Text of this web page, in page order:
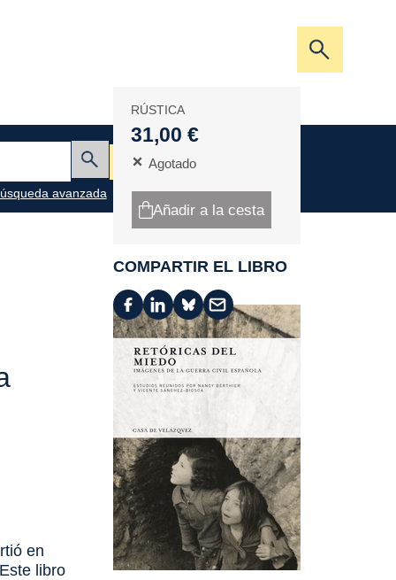
Abrir/
la
avanzada
Mi cesta
en
libro
RÚSTICA
31,00 €
Agotado
Añadir a la cesta
COMPARTIR EL LIBRO